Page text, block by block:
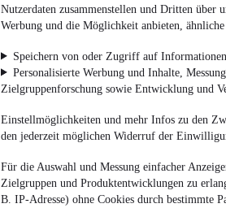
Nutzerdaten zusammenstellen und Dritten über
Werbung und die Möglichkeit anbieten,
Speichern von oder Zugriff auf
Personalisierte Werbung und Inhalte,
Zielgruppenforschung sowie Entwicklung und
Einstellmöglichkeiten und mehr Infos zu den
den jederzeit möglichen Widerruf der
Für die Auswahl und Messung einfacher
Zielgruppen und Produktentwicklungen zu
B. IP-Adresse) ohne Cookies durch bestimmte